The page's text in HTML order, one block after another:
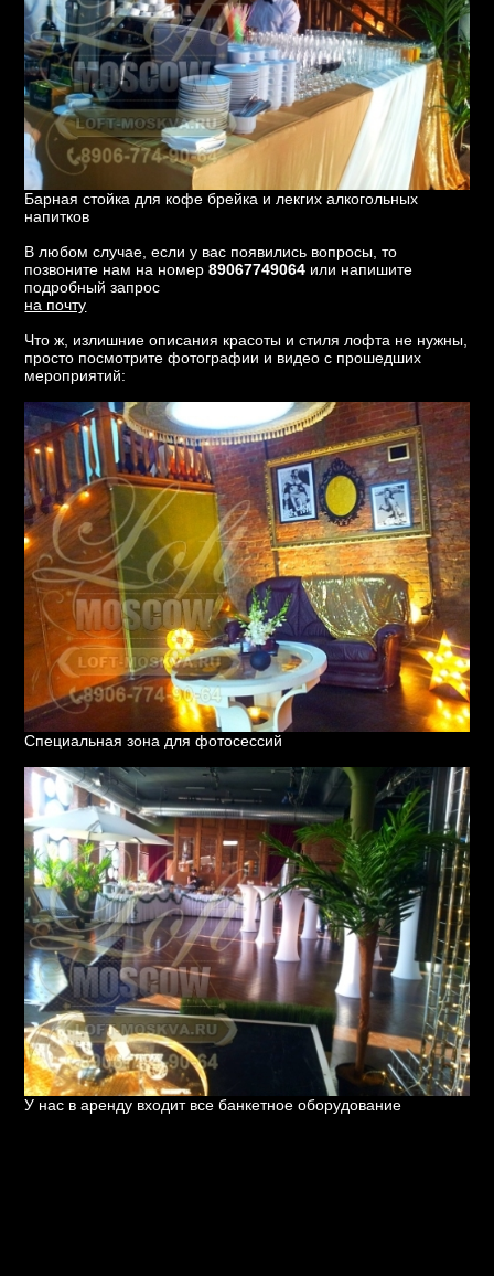
Барная стойка для кофе брейка и лекгих алкогольных
напитков
В любом случае, если у вас появились вопросы, то
позвоните нам на номер89067749064 или напишите
подробный запрос
на почту
Что ж, излишние описания красоты и стиля лофта не нужны,
просто посмотрите фотографии и видео с прошедших
мероприятий:
Специальная зона для фотосессий
У нас в аренду входит все банкетное оборудование